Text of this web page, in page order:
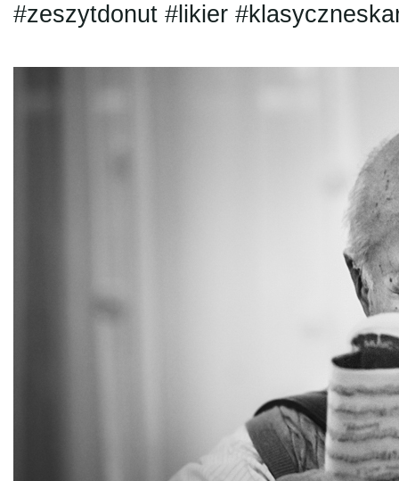
#zeszytdonut #likier